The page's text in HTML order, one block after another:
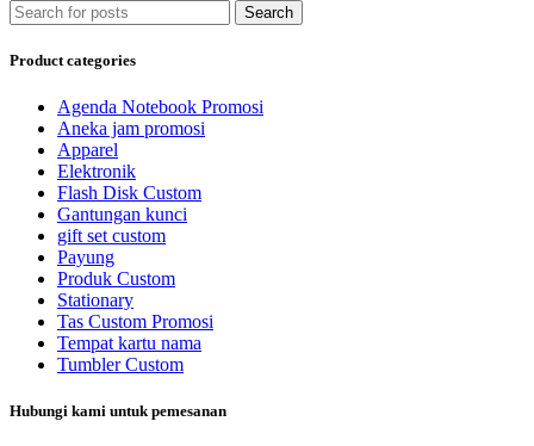
Search
Product categories
Agenda Notebook Promosi
Aneka jam promosi
Apparel
Elektronik
Flash Disk Custom
Gantungan kunci
gift set custom
Payung
Produk Custom
Stationary
Tas Custom Promosi
Tempat kartu nama
Tumbler Custom
Hubungi kami untuk pemesanan